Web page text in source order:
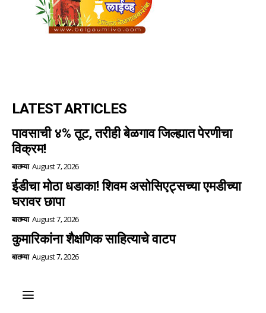
LATEST ARTICLES
पावसाची ४% तूट, तरीही बेळगाव जिल्ह्यात पेरणीचा
विक्रम!
बातम्या August 7, 2026
ईडीचा मोठा धडाका! शिवम असोसिएट्सच्या एमडीच्या
घरावर छापा
बातम्या August 7, 2026
कुमारिकांना शैक्षणिक साहित्याचे वाटप
बातम्या August 7, 2026